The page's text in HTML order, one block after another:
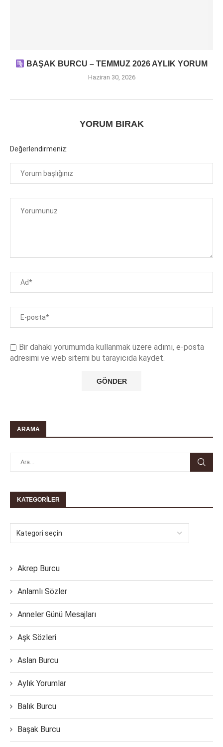
BAŞAK BURCU – TEMMUZ 2026 AYLIK YORUM
Haziran 30, 2026
YORUM BIRAK
Değerlendirmeniz:
Bir dahaki yorumumda kullanmak üzere adımı, e-posta
adresimi ve web sitemi bu tarayıcıda kaydet.
ARAMA
KATEGORILER
Akrep Burcu
Anlamlı Sözler
Anneler Günü Mesajları
Aşk Sözleri
Aslan Burcu
Aylık Yorumlar
Balık Burcu
Başak Burcu